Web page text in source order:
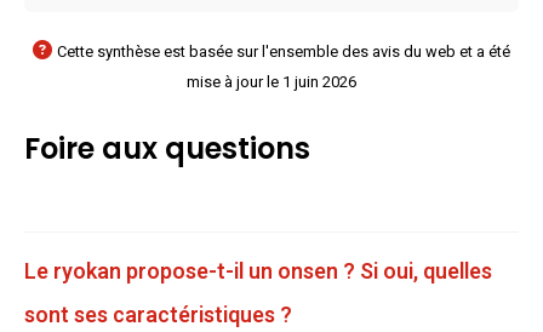
Cette synthèse est basée sur l'ensemble des avis du web et a été
mise à jour le 1 juin 2026
Foire aux questions
Le ryokan propose-t-il un onsen ? Si oui, quelles
sont ses caractéristiques ?